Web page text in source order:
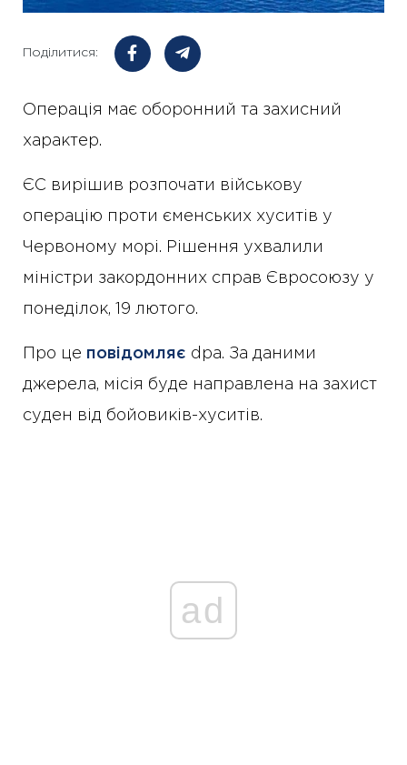
Поділитися:
Операція має оборонний та захисний
характер.
ЄС вирішив розпочати військову
операцію проти єменських хуситів у
Червоному морі. Рішення ухвалили
міністри закордонних справ Євросоюзу у
понеділок, 19 лютого.
Про це повідомляє dpa. За даними
джерела, місія буде направлена на захист
суден від бойовиків-хуситів.
ad